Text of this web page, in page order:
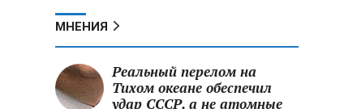
МНЕНИЯ
Реальный перелом на
Тихом океане обеспечил
удар СССР, а не атомные